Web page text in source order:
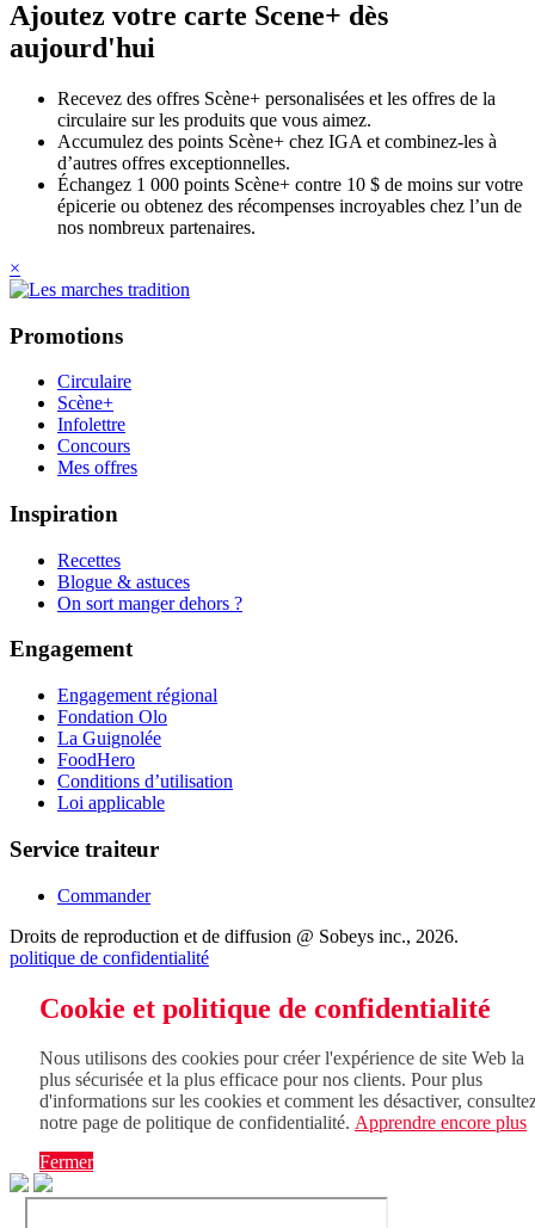
Ajoutez votre carte Scene+ dès
aujourd'hui
Recevez des offres Scène+ personalisées et les offres de la
circulaire sur les produits que vous aimez.
Accumulez des points Scène+ chez IGA et combinez-les à
d’autres offres exceptionnelles.
Échangez 1 000 points Scène+ contre 10 $ de moins sur votre
épicerie ou obtenez des récompenses incroyables chez l’un de
nos nombreux partenaires.
×
Promotions
Circulaire
Scène+
Infolettre
Concours
Mes offres
Inspiration
Recettes
Blogue & astuces
On sort manger dehors ?
Engagement
Engagement régional
Fondation Olo
La Guignolée
FoodHero
Conditions d’utilisation
Loi applicable
Service traiteur
Commander
Droits de reproduction et de diffusion @ Sobeys inc., 2026.
politique de confidentialité
Cookie et politique de confidentialité
Nous utilisons des cookies pour créer l'expérience de site Web la
plus sécurisée et la plus efficace pour nos clients. Pour plus
d'informations sur les cookies et comment les désactiver,
notre page de politique de confidentialité. Apprendre encore plus
Fermer